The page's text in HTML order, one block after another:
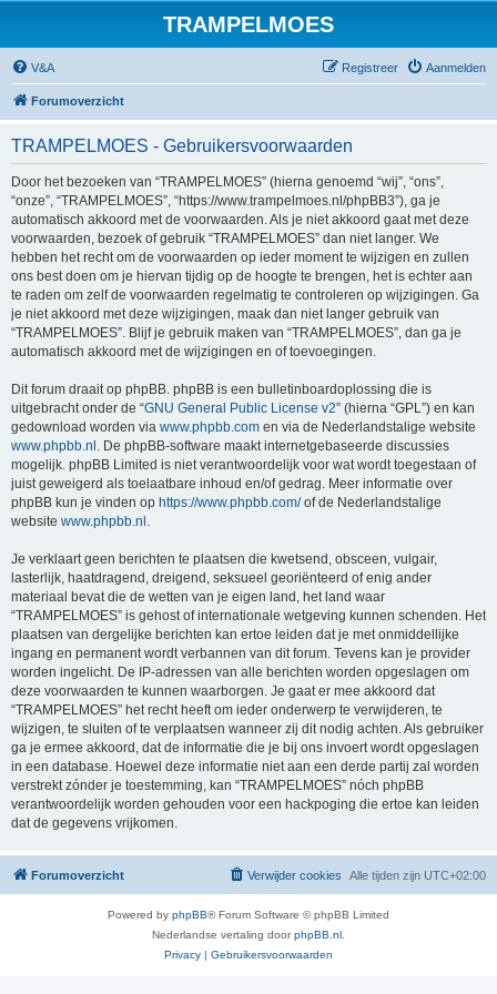
TRAMPELMOES
V&A Aanmelden
Registreer
Forumoverzicht
TRAMPELMOES - Gebruikersvoorwaarden
Door het bezoeken van “TRAMPELMOES” (hierna genoemd “wij”, “ons”,
“onze”, “TRAMPELMOES”, “https://www.trampelmoes.nl/phpBB3”), ga je
automatisch akkoord met de voorwaarden. Als je niet akkoord gaat met deze
voorwaarden, bezoek of gebruik “TRAMPELMOES” dan niet langer. We
hebben het recht om de voorwaarden op ieder moment te wijzigen en zullen
ons best doen om je hiervan tijdig op de hoogte te brengen, het is echter aan
te raden om zelf de voorwaarden regelmatig te controleren op wijzigingen. Ga
je niet akkoord met deze wijzigingen, maak dan niet langer gebruik van
“TRAMPELMOES”. Blijf je gebruik maken van “TRAMPELMOES”, dan ga je
automatisch akkoord met de wijzigingen en of toevoegingen.
Dit forum draait op phpBB. phpBB is een bulletinboardoplossing die is
uitgebracht onder de “GNU General Public License v2” (hierna “GPL”) en kan
gedownload worden via www.phpbb.com en via de Nederlandstalige website
www.phpbb.nl . De phpBB-software maakt internetgebaseerde discussies
mogelijk. phpBB Limited is niet verantwoordelijk voor wat wordt toegestaan of
juist geweigerd als toelaatbare inhoud en/of gedrag. Meer informatie over
phpBB kun je vinden op https://www.phpbb.com/of de Nederlandstalige
website www.phpbb.nl .
Je verklaart geen berichten te plaatsen die kwetsend, obsceen, vulgair,
lasterlijk, haatdragend, dreigend, seksueel georiënteerd of enig ander
materiaal bevat die de wetten van je eigen land, het land waar
“TRAMPELMOES” is gehost of internationale wetgeving kunnen schenden. Het
plaatsen van dergelijke berichten kan ertoe leiden dat je met onmiddellijke
ingang en permanent wordt verbannen van dit forum. Tevens kan je provider
worden ingelicht. De IP-adressen van alle berichten worden opgeslagen om
deze voorwaarden te kunnen waarborgen. Je gaat er mee akkoord dat
“TRAMPELMOES” het recht heeft om ieder onderwerp te verwijderen, te
wijzigen, te sluiten of te verplaatsen wanneer zij dit nodig achten. Als gebruiker
ga je ermee akkoord, dat de informatie die je bij ons invoert wordt opgeslagen
in een database. Hoewel deze informatie niet aan een derde partij zal worden
verstrekt zónder je toestemming, kan “TRAMPELMOES” nóch phpBB
verantwoordelijk worden gehouden voor een hackpoging die ertoe kan leiden
dat de gegevens vrijkomen.
Forumoverzicht Alle tijden zijn UTC+02:00
Verwijder cookies
Powered by phpBB® Forum Software © phpBB Limited
Nederlandse vertaling doorphpBB.nl
Privacy | Gebruikersvoorwaarden